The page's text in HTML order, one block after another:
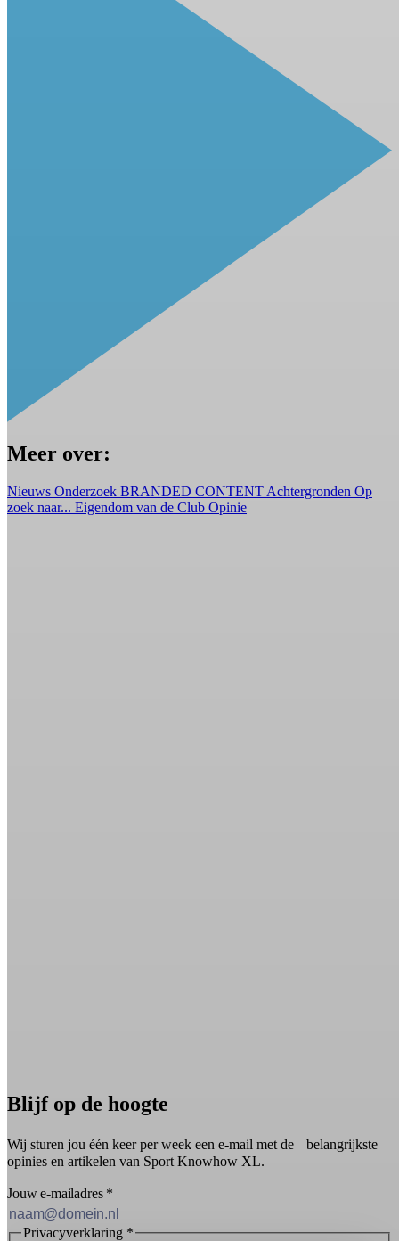
Meer over:
Nieuws Onderzoek BRANDED CONTENT Achtergronden Op
zoek naar... Eigendom van de Club Opinie
Blijf op de hoogte
Wij sturen jou één keer per week een e-mail met de belangrijkste
opinies en artikelen van Sport Knowhow XL.
Jouw e-mailadres *
Privacyverklaring *